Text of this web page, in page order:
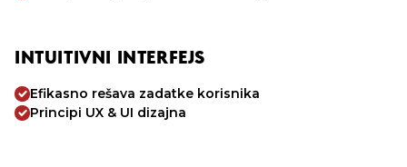
INTUITIVNI INTERFEJS
Efikasno rešava zadatke korisnika
Principi UX & UI dizajna